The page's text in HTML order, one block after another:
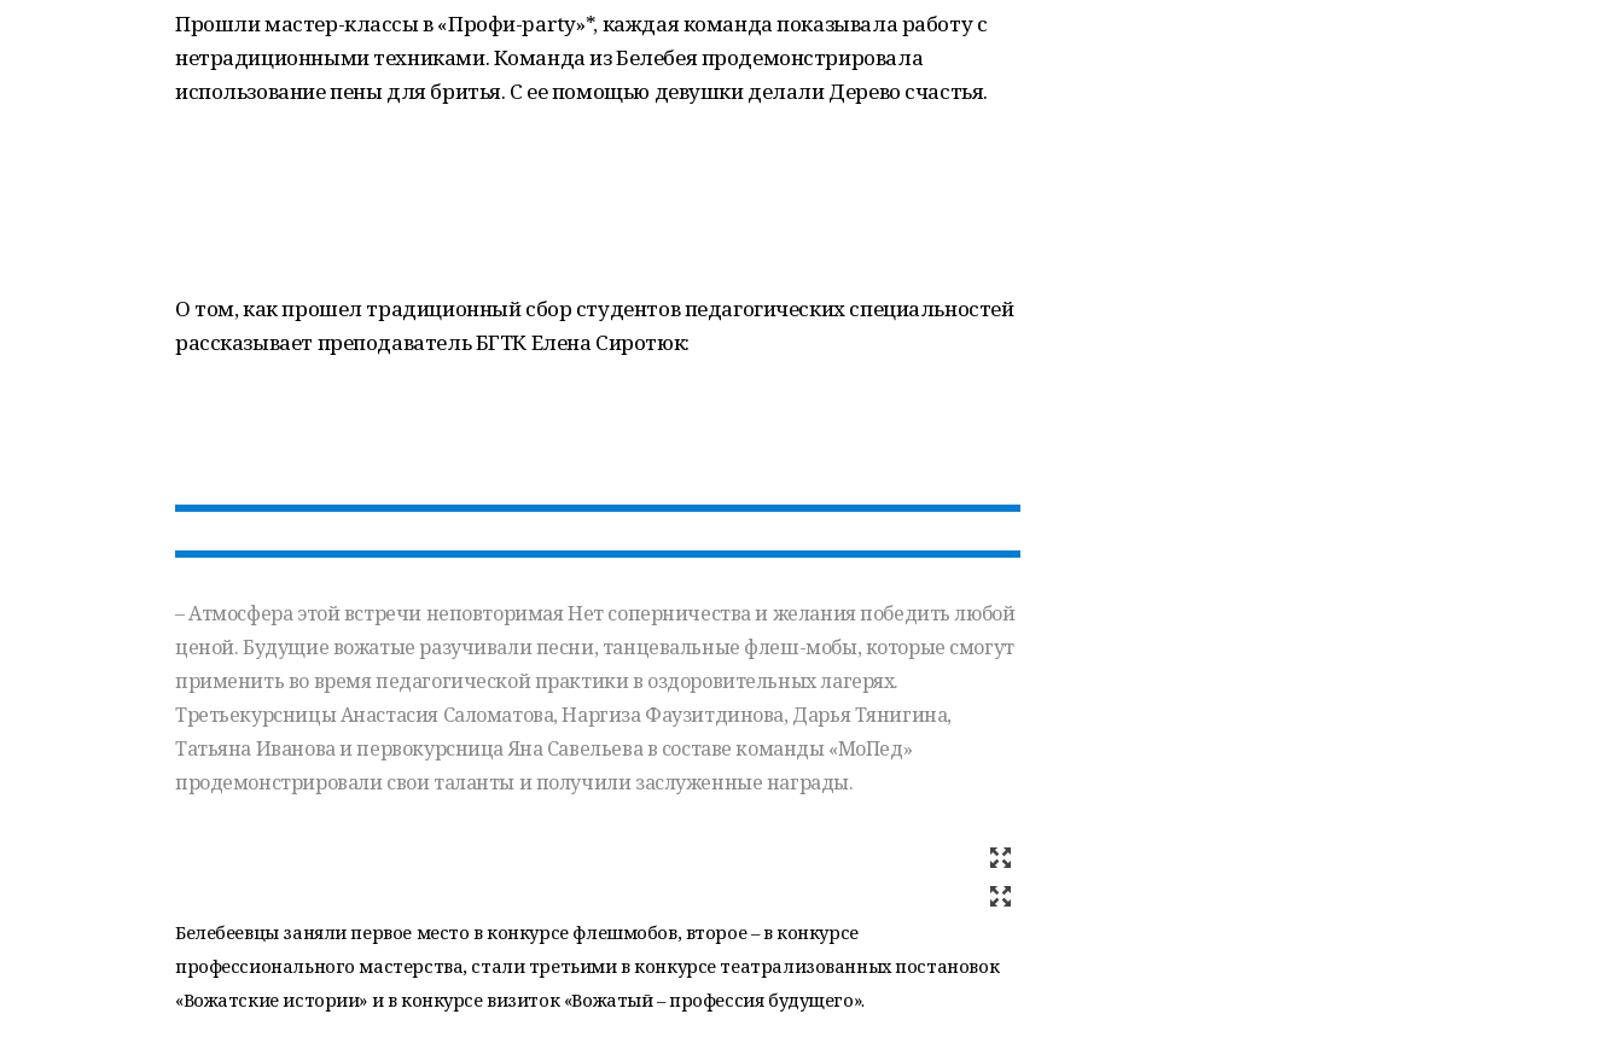
Прошли мастер-классы в «Профи-party»*, каждая команда показывала работу с
нетрадиционными техниками. Команда из Белебея продемонстрировала
использование пены для бритья. С ее помощью девушки делали Дерево счастья.
О том, как прошел традиционный сбор студентов педагогических специальностей
рассказывает преподаватель БГТК Елена Сиротюк:
– Атмосфера этой встречи неповторимая Нет соперничества и желания победить любой
ценой. Будущие вожатые разучивали песни, танцевальные флеш-мобы, которые смогут
применить во время педагогической практики в оздоровительных лагерях.
Третьекурсницы Анастасия Саломатова, Наргиза Фаузитдинова, Дарья Тянигина,
Татьяна Иванова и первокурсница Яна Савельева в составе команды «МоПед»
продемонстрировали свои таланты и получили заслуженные награды.
Белебеевцы заняли первое место в конкурсе флешмобов, второе – в конкурсе
профессионального мастерства, стали третьими в конкурсе театрализованных постановок
«Вожатские истории» и в конкурсе визиток «Вожатый – профессия будущего».